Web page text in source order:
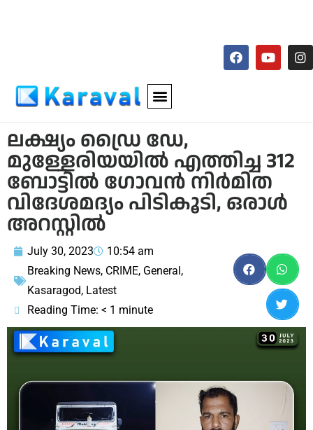
ലക്ഷ്യം ഡ്രൈ ഡേ,
മുള്ളേരിയയില്‍ എത്തിച്ച 312
ബോട്ടില്‍ ഗോവന്‍ നിര്‍മിത
വിദേശമദ്യം പിടികൂടി, ഒരാള്‍
അറസ്റ്റില്‍
July 30, 2023
10:54 am
Breaking News, CRIME, General,
Kasaragod, Latest
Reading Time: < 1 minute